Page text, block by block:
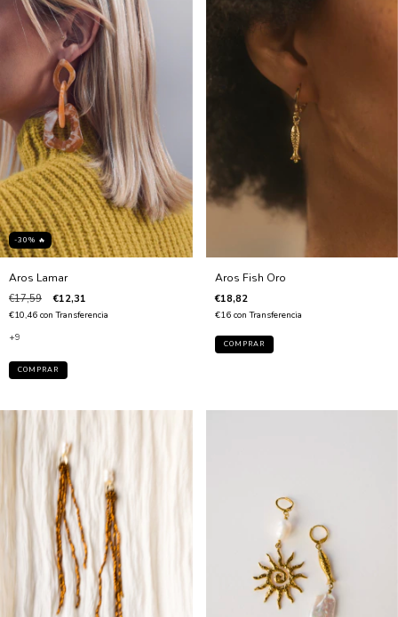
-30% 🔥
Aros Lamar
€17,59 €12,31
€10,46 con Transferencia
+9
COMPRAR
Aros Fish Oro
€18,82
€16 con Transferencia